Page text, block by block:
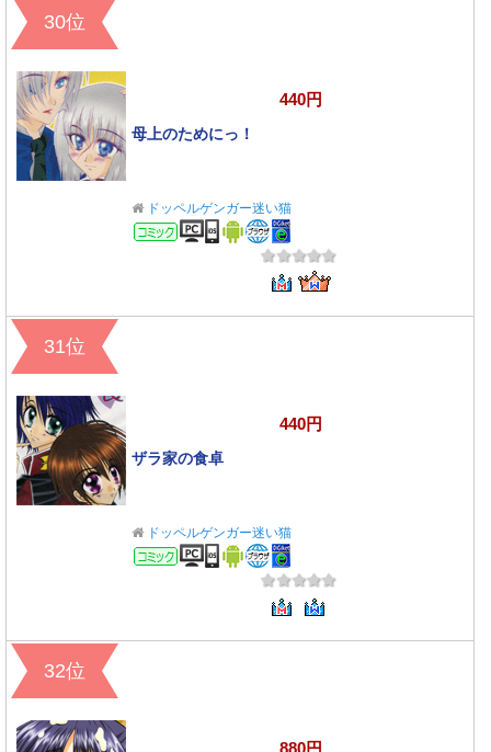
30位
440円
母上のためにっ！
ドッペルゲンガー迷い猫
コミック
31位
440円
ザラ家の食卓
ドッペルゲンガー迷い猫
コミック
32位
880円